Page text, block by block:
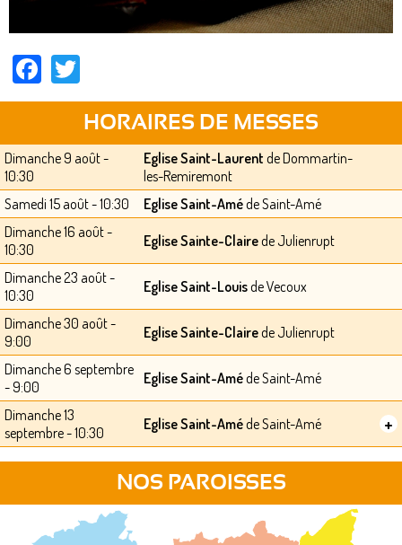
Facebook
HORAIRES DE MESSES
Dimanche 9 août -
10:30
Eglise Saint-Laurent de Dommartin-
les-Remiremont
Samedi 15 août - 10:30
Eglise Saint-Améde Saint-Amé
Dimanche 16 août -
10:30
Eglise Sainte-Clairede Julienrupt
Dimanche 23 août -
10:30
Eglise Saint-Louisde Vecoux
Dimanche 30 août -
9:00
Eglise Sainte-Clairede Julienrupt
Dimanche 6 septembre
- 9:00
Eglise Saint-Améde Saint-Amé
Dimanche 13
septembre - 10:30
Eglise Saint-Améde Saint-Amé +
NOS PAROISSES